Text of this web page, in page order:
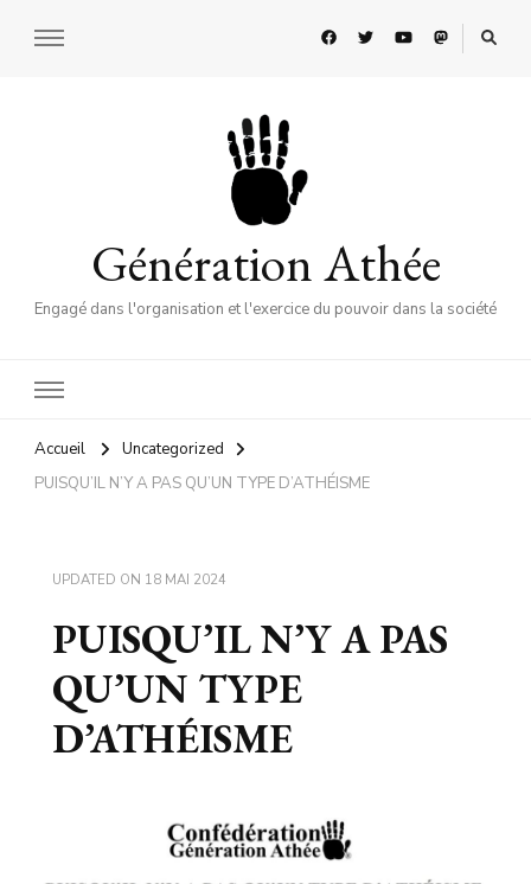
Génération Athée
Engagé dans l'organisation et l'exercice du pouvoir dans la société
Accueil
Uncategorized
PUISQU’IL N’Y A PAS QU’UN TYPE D’ATHÉISME
UPDATED ON 18 MAI 2024
PUISQU’IL N’Y A PAS
QU’UN TYPE
D’ATHÉISME